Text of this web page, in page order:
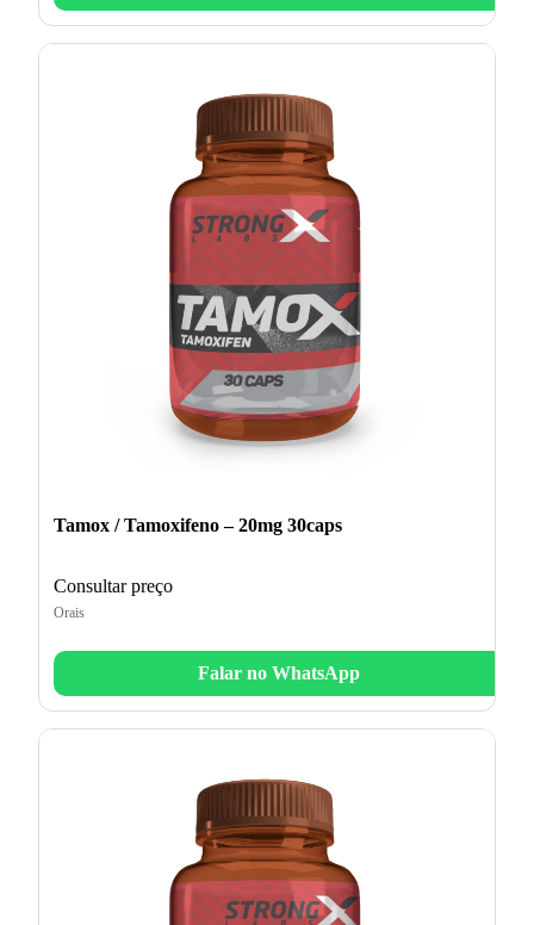
Tamox / Tamoxifeno – 20mg 30caps
Consultar preço
Orais
Falar no WhatsApp